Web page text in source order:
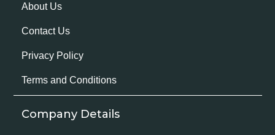
About Us
Contact Us
Privacy Policy
Terms and Conditions
Company Details